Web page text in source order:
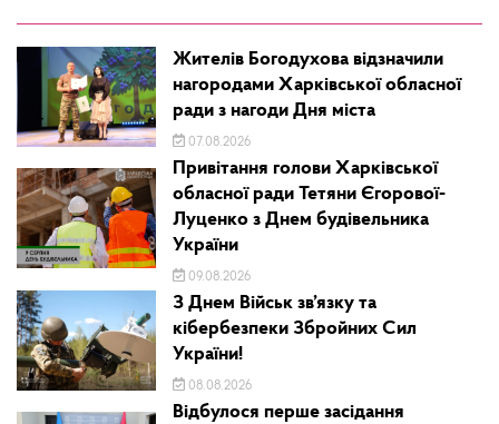
Жителів Богодухова відзначили
нагородами Харківської обласної
ради з нагоди Дня міста
07.08.2026
Привітання голови Харківської
обласної ради Тетяни Єгорової-
Луценко з Днем будівельника
України
09.08.2026
З Днем Військ зв’язку та
кібербезпеки Збройних Сил
України!
08.08.2026
Відбулося перше засідання